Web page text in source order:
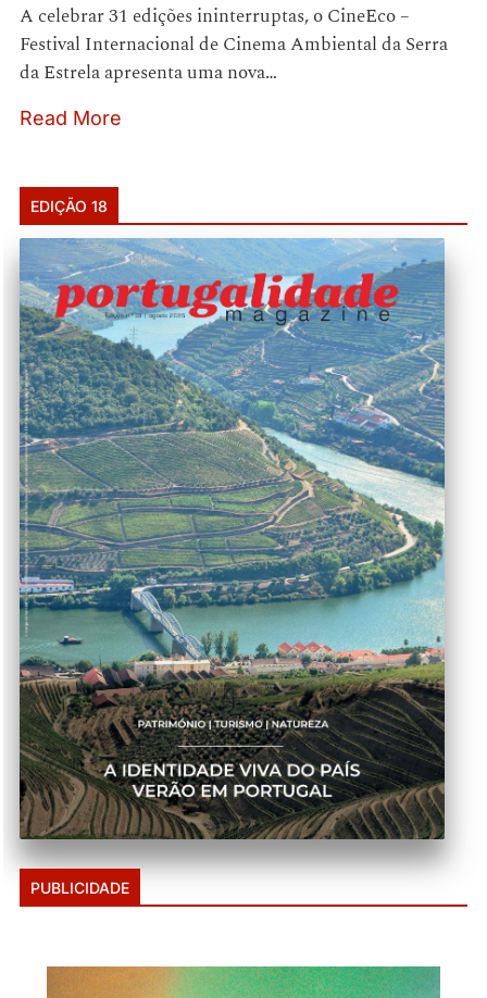
A celebrar 31 edições ininterruptas, o CineEco –
Festival Internacional de Cinema Ambiental da Serra
da Estrela apresenta uma nova…
Read More
EDIÇÃO 18
PUBLICIDADE